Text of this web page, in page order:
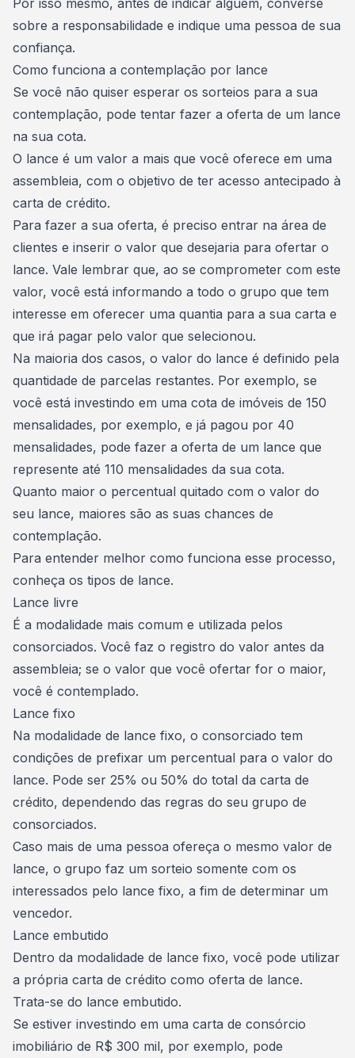
Por isso mesmo, antes de indicar alguém, converse
sobre a responsabilidade e indique uma pessoa de sua
confiança.
Como funciona a contemplação por lance
Se você não quiser esperar os sorteios para a sua
contemplação, pode tentar fazer a oferta de um lance
na sua cota.
O lance é um valor a mais que você oferece em uma
assembleia, com o objetivo de ter acesso antecipado à
carta de crédito.
Para fazer a sua oferta, é preciso entrar na área de
clientes e inserir o valor que desejaria para ofertar o
lance. Vale lembrar que, ao se comprometer com este
valor, você está informando a todo o grupo que tem
interesse em oferecer uma quantia para a sua carta e
que irá pagar pelo valor que selecionou.
Na maioria dos casos, o valor do lance é definido pela
quantidade de parcelas restantes. Por exemplo, se
você está investindo em uma cota de imóveis de 150
mensalidades, por exemplo, e já pagou por 40
mensalidades, pode fazer a oferta de um lance que
represente até 110 mensalidades da sua cota.
Quanto maior o percentual quitado com o valor do
seu lance, maiores são as suas chances de
contemplação.
Para entender melhor como funciona esse processo,
conheça os tipos de lance.
Lance livre
É a modalidade mais comum e utilizada pelos
consorciados. Você faz o registro do valor antes da
assembleia; se o valor que você ofertar for o maior,
você é contemplado.
Lance fixo
Na modalidade de lance fixo, o consorciado tem
condições de prefixar um percentual para o valor do
lance. Pode ser 25% ou 50% do total da carta de
crédito, dependendo das regras do seu grupo de
consorciados.
Caso mais de uma pessoa ofereça o mesmo valor de
lance, o grupo faz um sorteio somente com os
interessados pelo lance fixo, a fim de determinar um
vencedor.
Lance embutido
Dentro da modalidade de lance fixo, você pode utilizar
a própria carta de crédito como oferta de lance.
Trata-se do lance embutido.
Se estiver investindo em uma carta de consórcio
imobiliário de R$ 300 mil, por exemplo, pode